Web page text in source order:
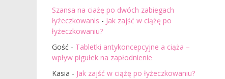
Szansa na ciażę po dwóch zabiegach
łyżeczkowanis - Jak zajść w ciążę po
łyżeczkowaniu?
Gość - Tabletki antykoncepcyjne a ciąża –
wpływ pigułek na zapłodnienie
Kasia - Jak zajść w ciążę po łyżeczkowaniu?